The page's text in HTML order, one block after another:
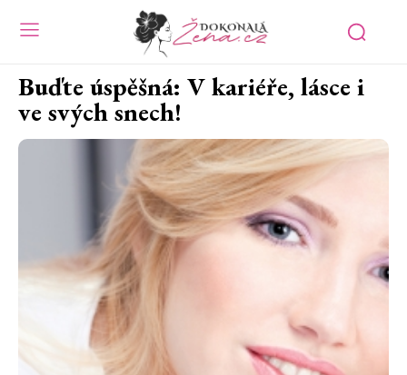
Buďte úspěšná: V kariéře, lásce i
ve svých snech!